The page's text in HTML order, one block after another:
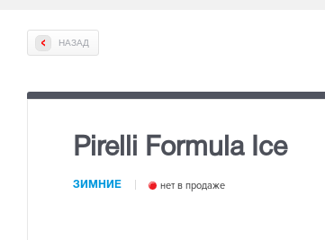
НАЗАД
Pirelli Formula Ice
ЗИМНИЕ нет в продаже